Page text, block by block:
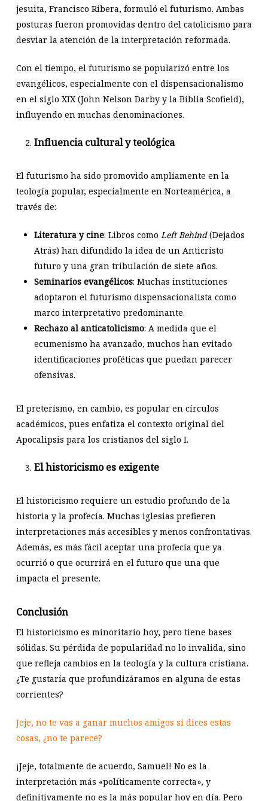
jesuita, Francisco Ribera, formuló el futurismo. Ambas
posturas fueron promovidas dentro del catolicismo para
desviar la atención de la interpretación reformada.
Con el tiempo, el futurismo se popularizó entre los
evangélicos, especialmente con el dispensacionalismo
en el siglo XIX (John Nelson Darby y la Biblia Scofield),
influyendo en muchas denominaciones.
Influencia cultural y teológica
El futurismo ha sido promovido ampliamente en la
teología popular, especialmente en Norteamérica, a
través de:
Literatura y cine: Libros como Left Behind(Dejados
Atrás) han difundido la idea de un Anticristo
futuro y una gran tribulación de siete años.
Seminarios evangélicos: Muchas instituciones
adoptaron el futurismo dispensacionalista como
marco interpretativo predominante.
Rechazo al anticatolicismo: A medida que el
ecumenismo ha avanzado, muchos han evitado
identificaciones proféticas que puedan parecer
ofensivas.
El preterismo, en cambio, es popular en círculos
académicos, pues enfatiza el contexto original del
Apocalipsis para los cristianos del siglo I.
El historicismo es exigente
El historicismo requiere un estudio profundo de la
historia y la profecía. Muchas iglesias prefieren
interpretaciones más accesibles y menos confrontativas.
Además, es más fácil aceptar una profecía que ya
ocurrió o que ocurrirá en el futuro que una que
impacta el presente.
Conclusión
El historicismo es minoritario hoy, pero tiene bases
sólidas. Su pérdida de popularidad no lo invalida, sino
que refleja cambios en la teología y la cultura cristiana.
¿Te gustaría que profundizáramos en alguna de estas
corrientes?
Jeje, no te vas a ganar muchos amigos si dices estas
cosas, ¿no te parece?
¡Jeje, totalmente de acuerdo, Samuel! No es la
interpretación más «políticamente correcta», y
definitivamente no es la más popular hoy en día. Pero